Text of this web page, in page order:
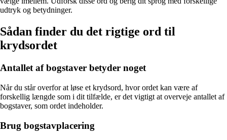
udtryk og betydninger.
Sådan finder du det rigtige ord til
krydsordet
Antallet af bogstaver betyder noget
Når du står overfor at løse et krydsord, hvor ordet kan være af
forskellig længde som i dit tilfælde, er det vigtigt at overveje antallet af
bogstaver, som ordet indeholder.
Brug bogstavplacering